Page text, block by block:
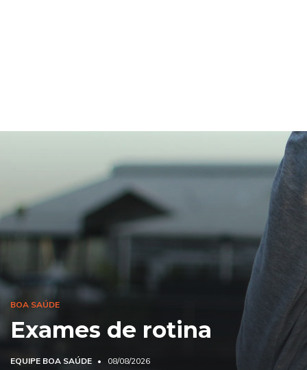
BOA SAÚDE
Exames de rotina
EQUIPE BOA SAÚDE 08/08/2026